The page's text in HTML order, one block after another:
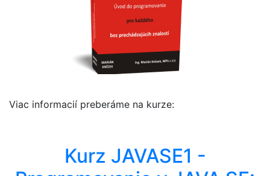
Viac informacií preberáme na kurze:
Kurz JAVASE1 -